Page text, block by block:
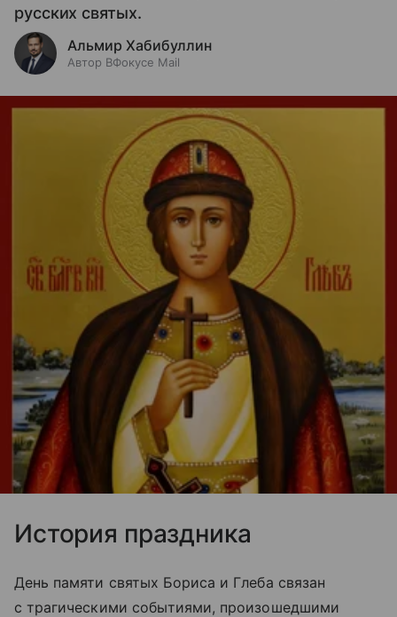
русских святых.
Альмир Хабибуллин
Автор ВФокусе Mail
История праздника
День памяти святых Бориса и Глеба связан
с трагическими событиями, произошедшими